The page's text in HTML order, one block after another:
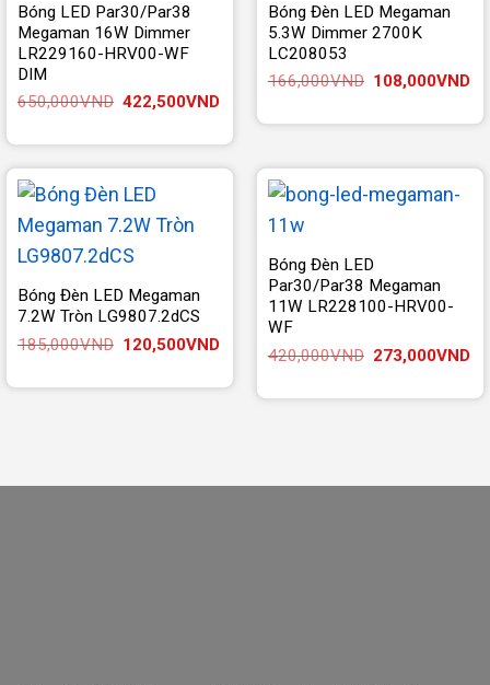
Bóng LED Par30/Par38
Megaman 16W Dimmer
LR229160-HRV00-WF
DIM
650,000VND Giá
650,000VND.
422,500VNDGiá
là:
422,500VND.
Bóng Đèn LED Megaman
5.3W Dimmer 2700K
LC208053
166,000VND Giá
166,000VND.
108,000VND
là:
Bóng Đèn LED Megaman
7.2W Tròn LG9807.2dCS
185,000VND Giá
185,000VND.
120,500VNDGiá
là:
Bóng Đèn LED
Par30/Par38 Megaman
11W LR228100-HRV00-
WF
420,000VND Giá
420,000VND.
273,000VND
là: